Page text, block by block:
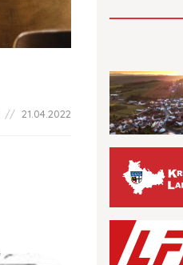
21.04.2022